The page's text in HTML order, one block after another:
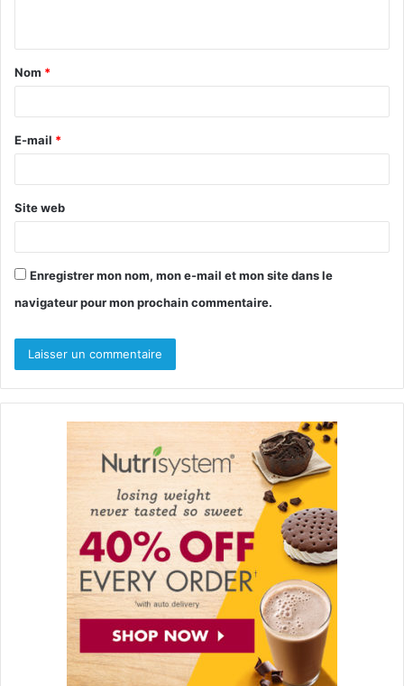
t
a
e
*
Nom *
E-mail *
Site web
Enregistrer mon nom, mon e-mail et mon site dans le
navigateur pour mon prochain commentaire.